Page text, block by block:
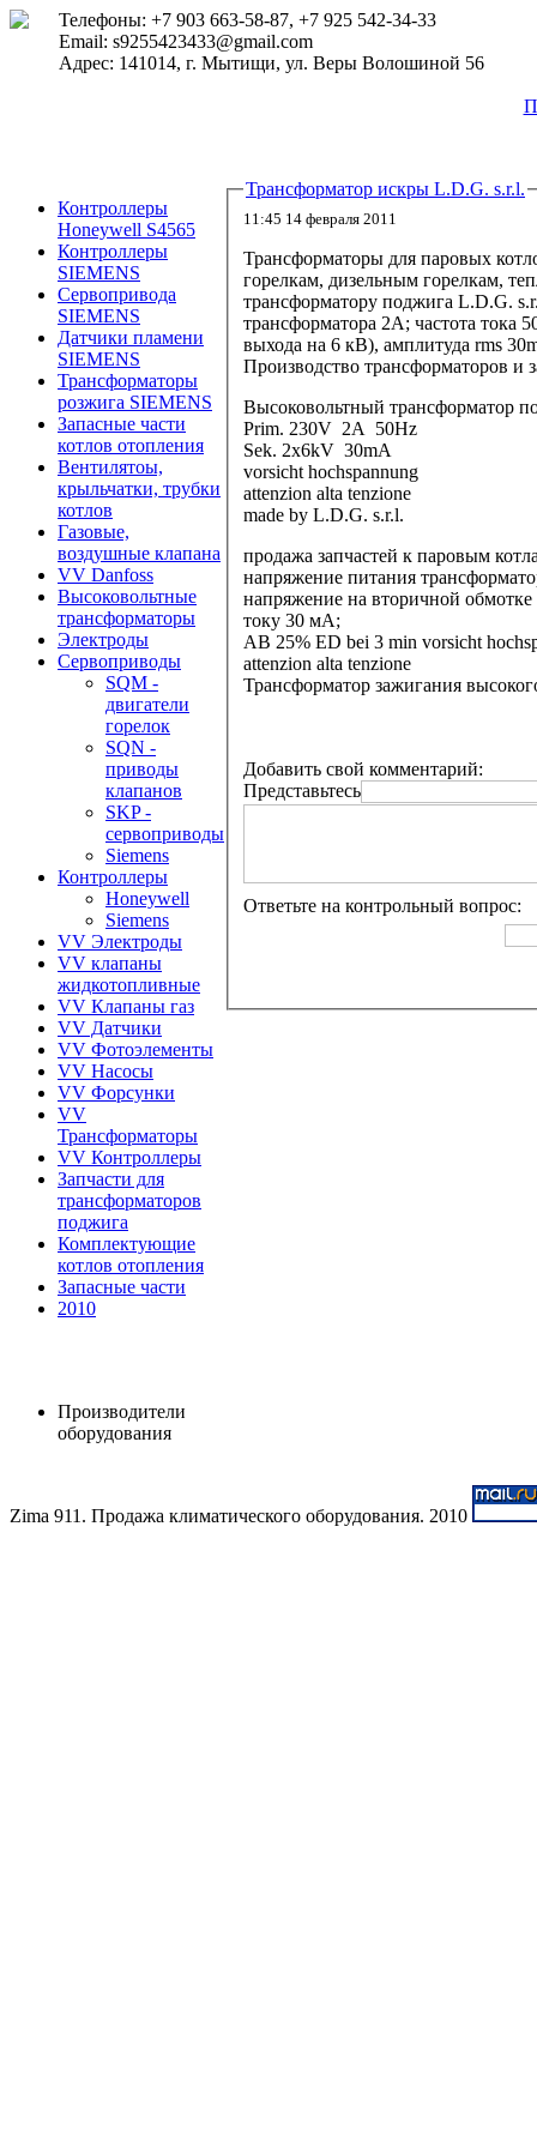
Телефоны: +7 903 663-58-87, +7 925 542-34-33
Email: s9255423433@gmail.com
Адрес: 141014, г. Мытищи, ул. Веры Волошиной 56
Контроллеры
Honeywell S4565
Контроллеры
SIEMENS
Сервопривода
SIEMENS
Датчики пламени
SIEMENS
Трансформаторы
розжига SIEMENS
Запасные части
котлов отопления
Вентилятоы,
крыльчатки, трубки
котлов
Газовые,
воздушные клапана
VV Danfoss
Высоковольтные
трансформаторы
Электроды
Сервоприводы
SQM -
двигатели
горелок
SQN -
приводы
клапанов
SKP -
сервоприводы
Siemens
Контроллеры
Honeywell
Siemens
VV Электроды
VV клапаны
жидкотопливные
VV Клапаны газ
VV Датчики
VV Фотоэлементы
VV Насосы
VV Форсунки
VV
Трансформаторы
VV Контроллеры
Запчасти для
трансформаторов
поджига
Комплектующие
котлов отопления
Запасные части
2010
Производители
оборудования
Трансформатор искры L.D.G. s.r.l.
11:45 14 февраля 2011
Трансформаторы для паровых
горелкам, дизельным горелкам,
трансформатору поджига L.D.G.
трансформатора 2А; частота тока
выхода на 6 кВ), амплитуда rms
Производство трансформаторов и
Высоковольтный трансформатор
Prim. 230V 2A 50Hz
Sek. 2x6kV 30mA
vorsicht hochspannung
attenzion alta tenzione
made by L.D.G. s.r.l.
продажа запчастей к паровым
напряжение питания
напряжение на вторичной
току 30 мА;
AB 25% ED bei 3 min vorsicht
attenzion alta tenzione
Трансформатор зажигания
Добавить свой комментарий:
Представьтесь
Ответьте на контрольный вопрос:
Zima 911. Продажа климатического оборудования. 2010